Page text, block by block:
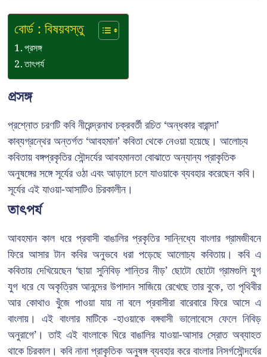
বোর্ড : বিষয়বস্তু
প্রসঙ্গ
তাৎপর্য
প্রসঙ্গ
প্রশ্নোত চরণটি কবি নীরেন্দ্রনাথ চক্রবর্তী রচিত ‘অন্ধকার বারান্দা’
কাব্যগ্রন্থের অন্তর্গত ‘আবহমান’ কবিতা থেকে নেওয়া হয়েছে। আলোচ্য
কবিতায় বঙ্গপ্রকৃতির সৌন্দর্যের আবহমানতা বোঝাতে অন্যান্য প্রাকৃতিক
অনুষঙ্গের সঙ্গে সূর্যের ওঠা এবং আড়ালে চলে যাওয়াকে ব্যবহার করেছেন কবি।
সূর্যের এই যাওয়া-আসাটিও চিরকালীন।
তাৎপর্য
আবহমান কাল ধরে প্রবাসী বাঙালির প্রকৃতির সান্নিধ্যে বাংলার গ্রামজীবনে
ফিরে আসার টান কবির অনুভবে ধরা পড়েছে আলোচ্য কবিতায়। কবি এ
কবিতায় দেখিয়েছেন ‘ছায়া সুনিবিড় শান্তির নীড়’ ছোটো ছোটো গ্রামগুলি যুগ
যুগ ধরে যে অকৃত্রিম আনন্দের উপাদান সাজিয়ে রেখেছে তার বুকে, তা পৃথিবীর
আর কোথাও খুঁজে পাওয়া যায় না বলে প্রবাসীরা বারেবারে ফিরে আসে এ
বাংলায়। এই বাংলার মাটিকে -হাওয়াকে বঙ্গবাসী ভালোবেসে ফেলে নিবিড়
অনুরাগে’। তাই এই বাংলাকে ঘিরে বাঙালির যাওয়া-আসার স্রোত অব্যাহত
থাকে চিরকাল। কবি নানা প্রাকৃতিক অনুষঙ্গ ব্যবহার করে বাংলার নিসর্গসৌন্দর্যের